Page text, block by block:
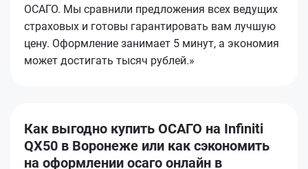
ОСАГО. Мы сравнили предложения всех ведущих
страховых и готовы гарантировать вам лучшую
цену. Оформление занимает 5 минут, а экономия
может достигать тысяч рублей.»
Как выгодно купить ОСАГО на Infiniti
QX50 в Воронеже или как сэкономить
на оформлении осаго онлайн в